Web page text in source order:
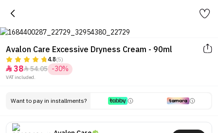
Avalon Care Excessive Dryness Cream - 90ml
4.8(5)
 3854.05 -30%
VAT included.
Want to pay in installments?